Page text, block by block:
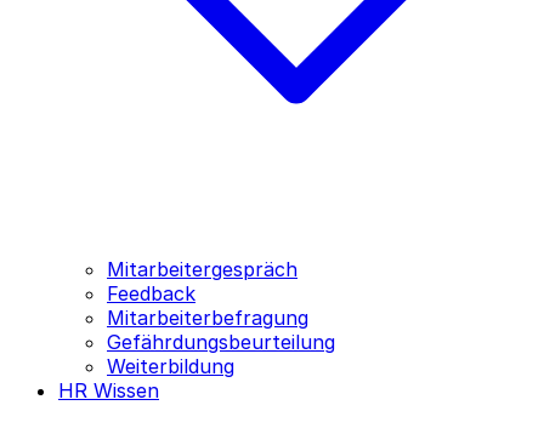
Mitarbeitergespräch
Feedback
Mitarbeiterbefragung
Gefährdungsbeurteilung
Weiterbildung
HR Wissen